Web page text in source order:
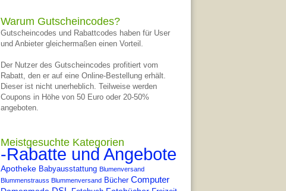
Warum Gutscheincodes?
Gutscheincodes und Rabattcodes haben für User
und Anbieter gleichermaßen einen Vorteil.
Der Nutzer des Gutscheincodes profitiert vom
Rabatt, den er auf eine Online-Bestellung erhält.
Dieser ist nicht unerheblich. Teilweise werden
Coupons in Höhe von 50 Euro oder 20-50%
angeboten.
Meistgesuchte Kategorien
-Rabatte und Angebote
Apotheke Babyausstattung Blumenversand
Blummenstrauss Blummenversand Bücher Computer